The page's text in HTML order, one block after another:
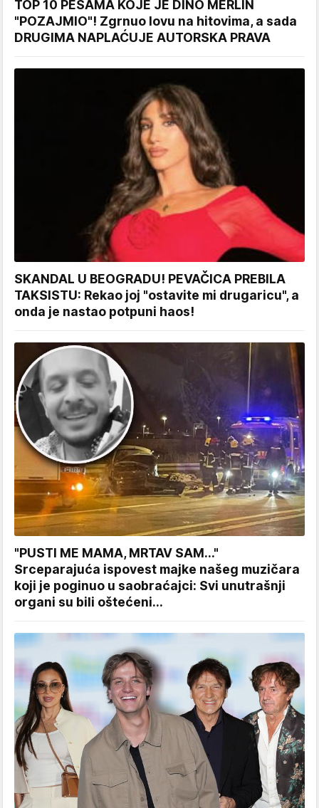
TOP 10 PESAMA KOJE JE DINO MERLIN
"POZAJMIO"! Zgrnuo lovu na hitovima, a sada
DRUGIMA NAPLAĆUJE AUTORSKA PRAVA
SKANDAL U BEOGRADU! PEVAČICA PREBILA
TAKSISTU: Rekao joj "ostavite mi drugaricu", a
onda je nastao potpuni haos!
"PUSTI ME MAMA, MRTAV SAM..."
Srceparajuća ispovest majke našeg muzičara
koji je poginuo u saobraćajci: Svi unutrašnji
organi su bili oštećeni...